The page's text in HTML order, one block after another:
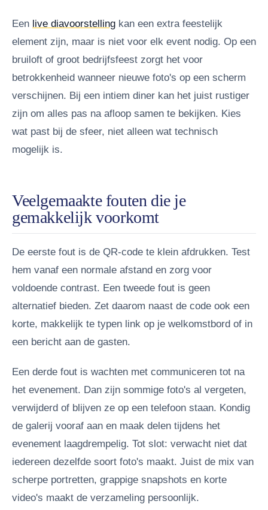
Een live diavoorstelling kan een extra feestelijk
element zijn, maar is niet voor elk event nodig. Op een
bruiloft of groot bedrijfsfeest zorgt het voor
betrokkenheid wanneer nieuwe foto's op een scherm
verschijnen. Bij een intiem diner kan het juist rustiger
zijn om alles pas na afloop samen te bekijken. Kies
wat past bij de sfeer, niet alleen wat technisch
mogelijk is.
Veelgemaakte fouten die je
gemakkelijk voorkomt
De eerste fout is de QR-code te klein afdrukken. Test
hem vanaf een normale afstand en zorg voor
voldoende contrast. Een tweede fout is geen
alternatief bieden. Zet daarom naast de code ook een
korte, makkelijk te typen link op je welkomstbord of in
een bericht aan de gasten.
Een derde fout is wachten met communiceren tot na
het evenement. Dan zijn sommige foto's al vergeten,
verwijderd of blijven ze op een telefoon staan. Kondig
de galerij vooraf aan en maak delen tijdens het
evenement laagdrempelig. Tot slot: verwacht niet dat
iedereen dezelfde soort foto's maakt. Juist de mix van
scherpe portretten, grappige snapshots en korte
video's maakt de verzameling persoonlijk.